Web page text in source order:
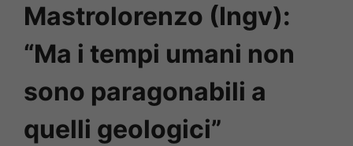
Mastrolorenzo (Ingv):
“Ma i tempi umani non
sono paragonabili a
quelli geologici”